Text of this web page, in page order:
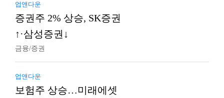
업앤다운
증권주 2% 상승, SK증권
↑·삼성증권↓
금융/증권
업앤다운
보험주 상승…미래에셋